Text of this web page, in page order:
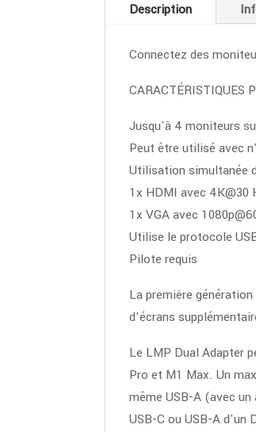
Description
Connectez des
CARACTÉRISTIQUES
Jusqu'à 4 moniteurs
Peut être utilisé avec
Utilisation simultanée
1x HDMI avec 4K@30
1x VGA avec
Utilise le protocole
Pilote requis
La première
d'écrans
Le LMP Dual Adapter
Pro et M1 Max. Un
même USB-A (avec
USB-C ou USB-A d'un